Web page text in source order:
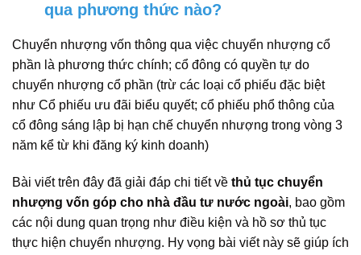
qua phương thức nào?
Chuyển nhượng vốn thông qua việc chuyển nhượng cổ
phần là phương thức chính; cổ đông có quyền tự do
chuyển nhượng cổ phần (trừ các loại cổ phiếu đặc biệt
như Cổ phiếu ưu đãi biểu quyết; cổ phiếu phổ thông của
cổ đông sáng lập bị hạn chế chuyển nhượng trong vòng 3
năm kể từ khi đăng ký kinh doanh)
Bài viết trên đây đã giải đáp chi tiết về thủ tục chuyển
nhượng vốn góp cho nhà đầu tư nước ngoài, bao gồm
các nội dung quan trọng như điều kiện và hồ sơ thủ tục
thực hiện chuyển nhượng. Hy vọng bài viết này sẽ giúp ích